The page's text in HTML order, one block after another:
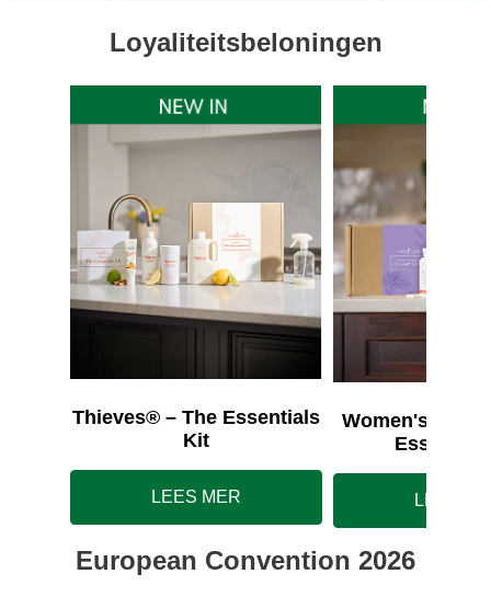
Loyaliteitsbeloningen
Thieves® – The Essentials
Kit
LEES MER
Women's
LEES
European Convention 2026